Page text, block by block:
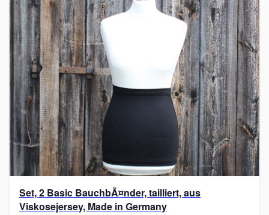
Set, 2 Basic BauchbÃ¤nder, tailliert, aus
Viskosejersey, Made in Germany